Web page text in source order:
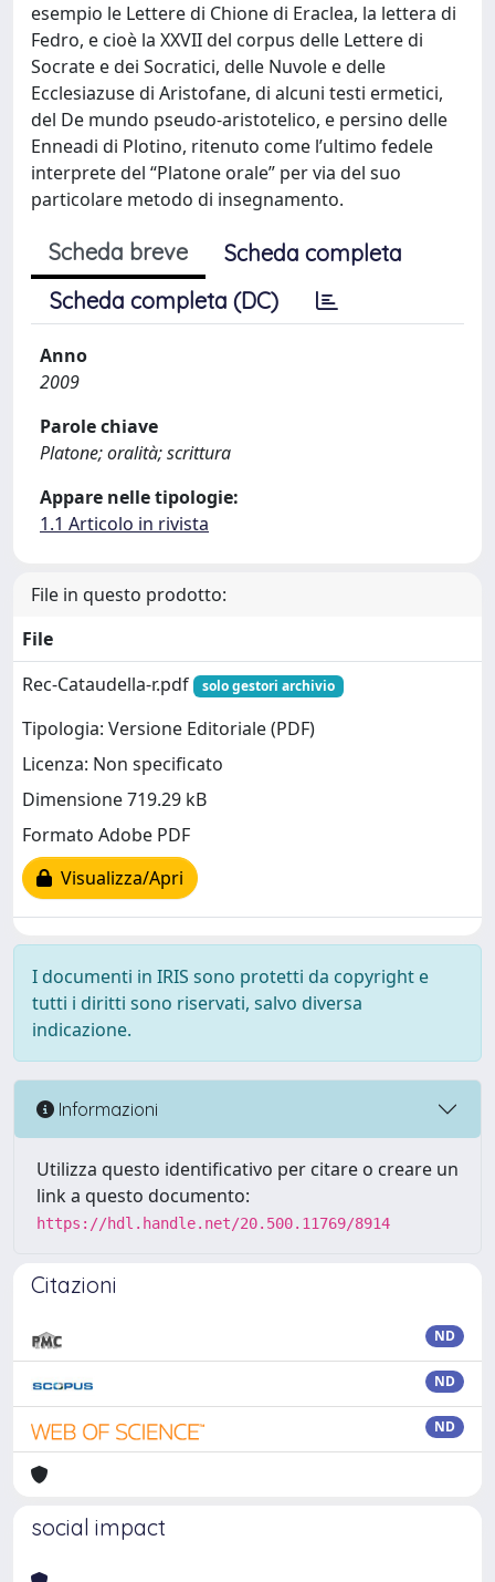
esempio le Lettere di Chione di Eraclea, la lettera di
Fedro, e cioè la XXVII del corpus delle Lettere di
Socrate e dei Socratici, delle Nuvole e delle
Ecclesiazuse di Aristofane, di alcuni testi ermetici,
del De mundo pseudo-aristotelico, e persino delle
Enneadi di Plotino, ritenuto come l’ultimo fedele
interprete del “Platone orale” per via del suo
particolare metodo di insegnamento.
Scheda breve
Scheda completa
Scheda completa (DC)
Anno
2009
Parole chiave
Platone; oralità; scrittura
Appare nelle tipologie:
1.1 Articolo in rivista
File in questo prodotto:
File
Rec-Cataudella-r.pdf
solo gestori archivio
Tipologia: Versione Editoriale (PDF)
Licenza: Non specificato
Dimensione 719.29 kB
Formato Adobe PDF
Visualizza/Apri
I documenti in IRIS sono protetti da copyright e
tutti i diritti sono riservati, salvo diversa
indicazione.
Informazioni
Utilizza questo identificativo per citare o creare un
link a questo documento:
https://hdl.handle.net/20.500.11769/8914
Citazioni
ND
ND
ND
social impact